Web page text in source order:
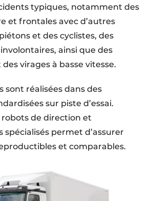
typiques, notamment des
et frontales avec d’autres
et des cyclistes, des
ainsi que des
virages à basse vitesse.
sont réalisées dans des
sur piste d’essai.
robots de direction et
spécialisés permet d’assurer
et comparables.